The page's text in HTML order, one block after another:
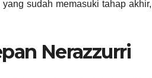
sudah memasuki tahap akhir,
Nerazzurri